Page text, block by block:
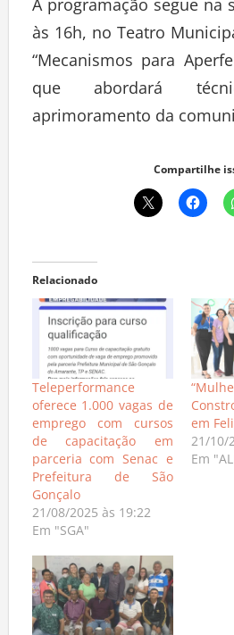
às 16h, no Teatro
“Mecanismos para
que abordará
aprimoramento da
Compartilhe
Relacionado
Teleperformance
oferece 1.000 vagas de
emprego com cursos
de capacitação em
parceria com Senac e
Prefeitura de São
Gonçalo
21/08/2025 às 19:22
Em "SGA"
em
21/10/
Em